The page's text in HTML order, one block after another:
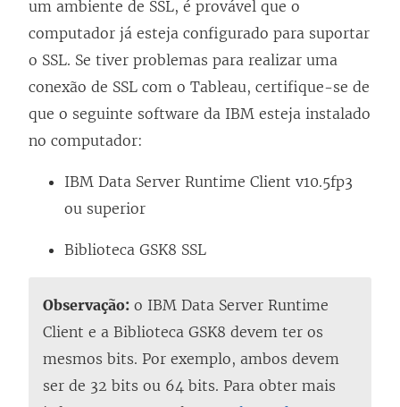
um ambiente de SSL, é provável que o
computador já esteja configurado para suportar
o SSL. Se tiver problemas para realizar uma
conexão de SSL com o Tableau, certifique-se de
que o seguinte software da IBM esteja instalado
no computador:
IBM Data Server Runtime Client v10.5fp3
ou superior
Biblioteca GSK8 SSL
Observação: o IBM Data Server Runtime
Client e a Biblioteca GSK8 devem ter os
mesmos bits. Por exemplo, ambos devem
ser de 32 bits ou 64 bits. Para obter mais